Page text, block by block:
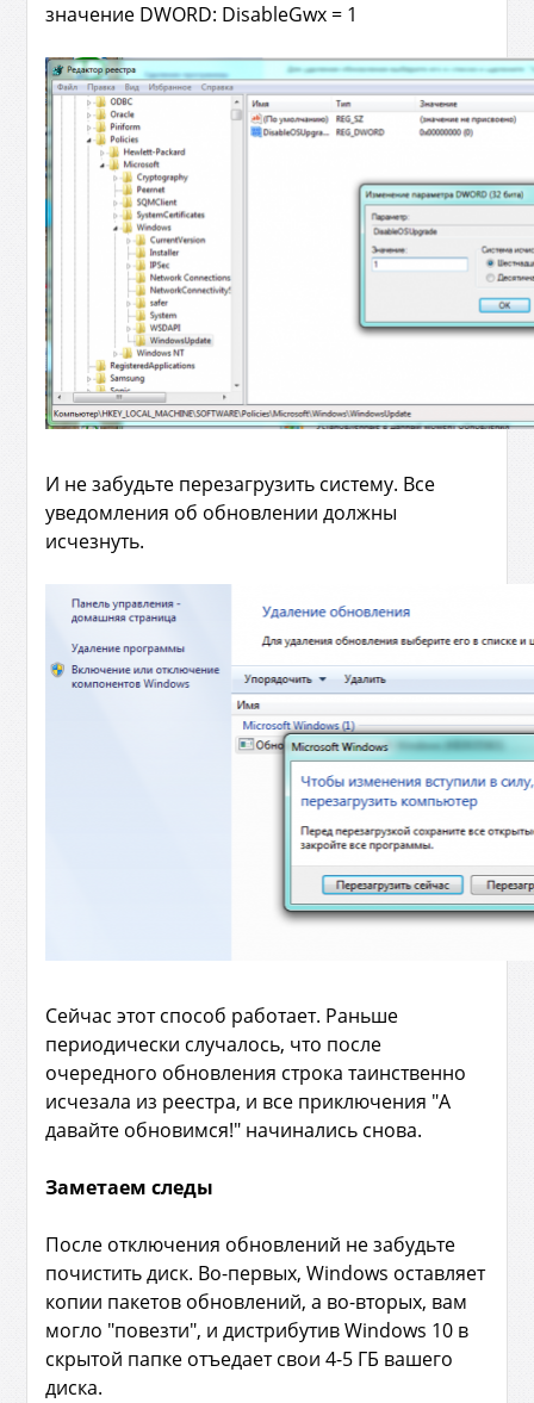
значение DWORD: DisableGwx = 1
И не забудьте перезагрузить систему. Все
уведомления об обновлении должны
исчезнуть.
Сейчас этот способ работает. Раньше
периодически случалось, что после
очередного обновления строка таинственно
исчезала из реестра, и все приключения "А
давайте обновимся!" начинались снова.
Заметаем следы
После отключения обновлений не забудьте
почистить диск. Во-первых, Windows оставляет
копии пакетов обновлений, а во-вторых, вам
могло "повезти", и дистрибутив Windows 10 в
скрытой папке отъедает свои 4-5 ГБ вашего
диска.